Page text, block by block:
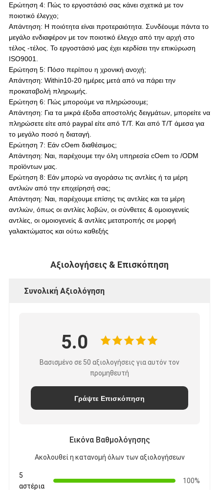
Ερώτηση 4: Πώς το εργοστάσιό σας κάνει σχετικά με τον
ποιοτικό έλεγχο;
Απάντηση: Η ποιότητα είναι προτεραιότητα. Συνδέουμε πάντα το
μεγάλο ενδιαφέρον με τον ποιοτικό έλεγχο από την αρχή στο
τέλος -τέλος. Το εργοστάσιό μας έχει κερδίσει την επικύρωση
ISO9001.
Ερώτηση 5: Πόσο περίπου η χρονική ανοχή;
Απάντηση: Within10-20 ημέρες μετά από να πάρει την
προκαταβολή πληρωμής.
Ερώτηση 6: Πώς μπορούμε να πληρώσουμε;
Απάντηση: Για τα μικρά έξοδα αποστολής δειγμάτων, μπορείτε να
πληρώσετε είτε από paypal είτε από T/T. Και από T/T άμεσα για
το μεγάλο ποσό η διαταγή.
Ερώτηση 7: Εάν cOem διαθέσιμος;
Απάντηση: Ναι, παρέχουμε την όλη υπηρεσία cOem το /ODM
προϊόντων μας.
Ερώτηση 8: Εάν μπορώ να αγοράσω τις αντλίες ή τα μέρη
αντλιών από την επιχείρησή σας;
Απάντηση: Ναι, παρέχουμε επίσης τις αντλίες και τα μέρη
αντλιών, όπως οι αντλίες λοβών, οι σύνθετες & ομοιογενείς
αντλίες, οι ομοιογενείς & αντλίες μετατροπής σε μορφή
γαλακτώματος και ούτω καθεξής
Αξιολογήσεις & Επισκόπηση
Συνολική Αξιολόγηση
5.0
Βασισμένο σε 50 αξιολογήσεις για αυτόν τον
προμηθευτή
Γράψτε Επισκόπηση
Εικόνα Βαθμολόγησης
Ακολουθεί η κατανομή όλων των αξιολογήσεων
5
αστέρια
100%